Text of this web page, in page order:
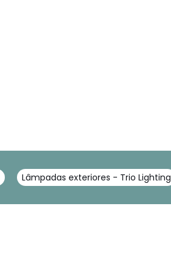
Lâmpadas exteriores - Trio Lighting